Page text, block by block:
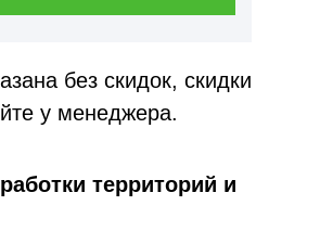
без скидок, скидки
у менеджера.
территорий и